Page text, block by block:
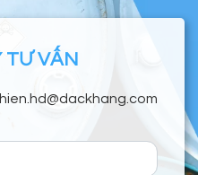
TƯ VẤN
hien.hd@dackhang.com